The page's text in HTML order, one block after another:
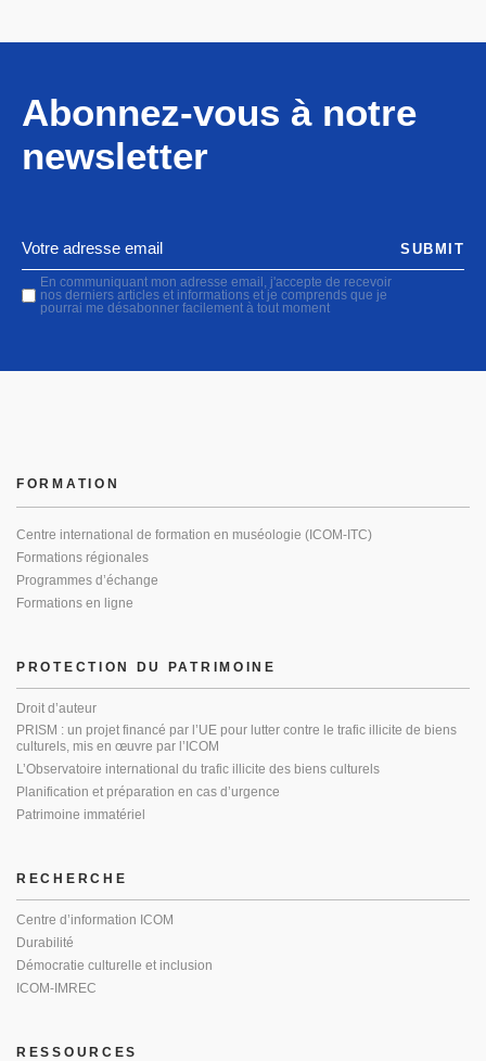
Abonnez-vous à notre
newsletter
En communiquant mon adresse email, j'accepte de recevoir
nos derniers articles et informations et je comprends que je
pourrai me désabonner facilement à tout moment
SUBMIT
PROTECTION DU PATRIMOINE
Droit d’auteur
PRISM : un projet financé par l’UE pour lutter contre le trafic illicite de biens
culturels, mis en œuvre par l’ICOM
L’Observatoire international du trafic illicite des biens culturels
Planification et préparation en cas d’urgence
Patrimoine immatériel
FORMATION
Centre international de formation en muséologie (ICOM-ITC)
Formations régionales
Programmes d’échange
Formations en ligne
RECHERCHE
Centre d’information ICOM
Durabilité
Démocratie culturelle et inclusion
ICOM-IMREC
RESSOURCES